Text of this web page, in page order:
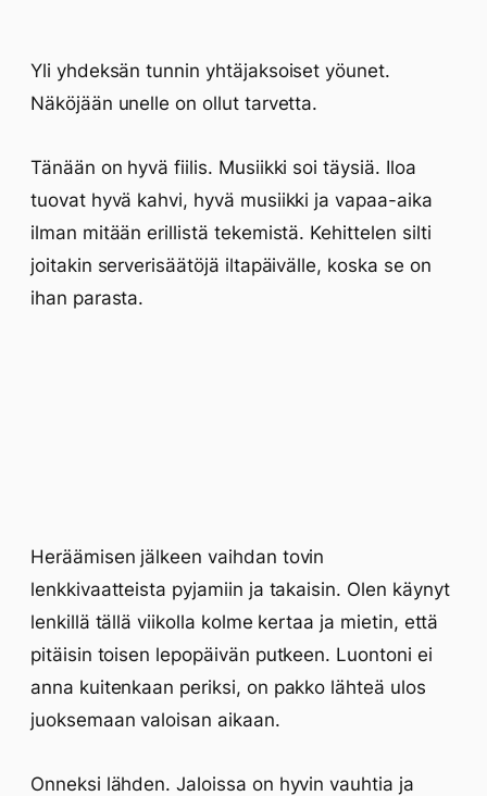
Yli yhdeksän tunnin yhtäjaksoiset yöunet.
Näköjään unelle on ollut tarvetta.
Tänään on hyvä fiilis. Musiikki soi täysiä. Iloa
tuovat hyvä kahvi, hyvä musiikki ja vapaa-aika
ilman mitään erillistä tekemistä. Kehittelen silti
joitakin serverisäätöjä iltapäivälle, koska se on
ihan parasta.
Heräämisen jälkeen vaihdan tovin
lenkkivaatteista pyjamiin ja takaisin. Olen käynyt
lenkillä tällä viikolla kolme kertaa ja mietin, että
pitäisin toisen lepopäivän putkeen. Luontoni ei
anna kuitenkaan periksi, on pakko lähteä ulos
juoksemaan valoisan aikaan.
Onneksi lähden. Jaloissa on hyvin vauhtia ja